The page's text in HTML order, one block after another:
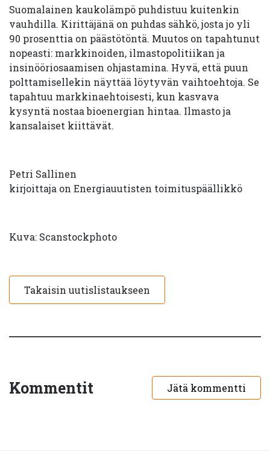
Suomalainen kaukolämpö puhdistuu kuitenkin
vauhdilla. Kirittäjänä on puhdas sähkö, josta jo yli
90 prosenttia on päästötöntä. Muutos on tapahtunut
nopeasti: markkinoiden, ilmastopolitiikan ja
insinööriosaamisen ohjastamina. Hyvä, että puun
polttamisellekin näyttää löytyvän vaihtoehtoja. Se
tapahtuu markkinaehtoisesti, kun kasvava
kysyntä nostaa bioenergian hintaa. Ilmasto ja
kansalaiset kiittävät.
Petri Sallinen
kirjoittaja on Energiauutisten toimituspäällikkö
Kuva: Scanstockphoto
Takaisin uutislistaukseen
Kommentit Jätä kommentti